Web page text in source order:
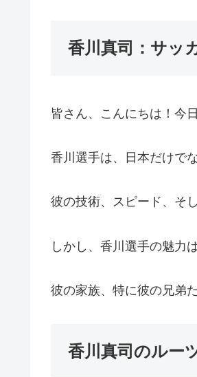
香川真司：サッ
皆さん、こんにちは！今
香川選手は、日本だけで
彼の技術、スピード、そ
しかし、香川選手の魅力
彼の家族、特に彼の兄弟
香川真司のルー